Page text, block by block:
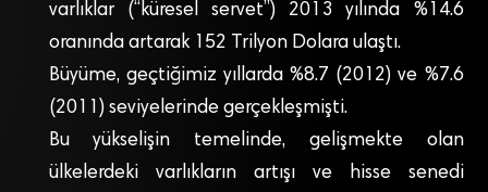
varlıklar (“küresel servet”) 2013 yılında %14.6
oranında artarak 152 Trilyon Dolara ulaştı.
Büyüme, geçtiğimiz yıllarda %8.7 (2012) ve %7.6
(2011) seviyelerinde gerçekleşmişti.
Bu yükselişin temelinde, gelişmekte olan
ülkelerdeki varlıkların artışı ve hisse senedi